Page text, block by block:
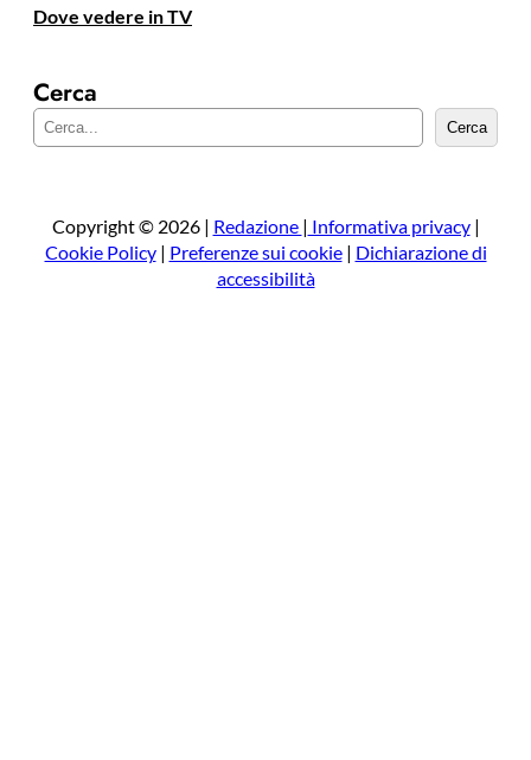
Dove vedere in TV
Cerca
e
a
Cerca
Copyright © 2026 | Redazione | Informativa privacy|
Cookie Policy| Preferenze sui cookie| Dichiarazione di
accessibilità